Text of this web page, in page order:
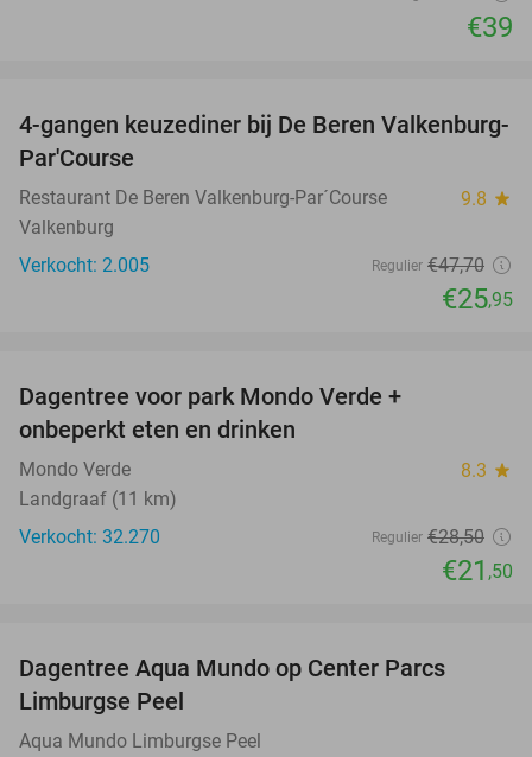
€39
46%
4-gangen keuzediner bij De Beren Valkenburg-
Par'Course
Restaurant De Beren Valkenburg-Par´Course 9.8 star
Valkenburg
Verkocht: 2.005
Regulier €47,70
€25,95
Dagentree voor park Mondo Verde +
onbeperkt eten en drinken
Mondo Verde 8.3 star
Landgraaf (11 km)
Verkocht: 32.270
Regulier €28,50
€21 ,50
Dagentree Aqua Mundo op Center Parcs
Limburgse Peel
Aqua Mundo Limburgse Peel